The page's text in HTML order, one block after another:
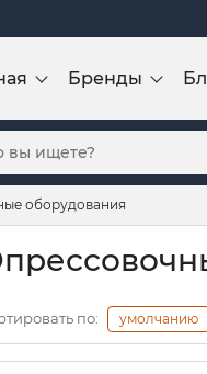
Бренды
оборудования
по: умолчанию